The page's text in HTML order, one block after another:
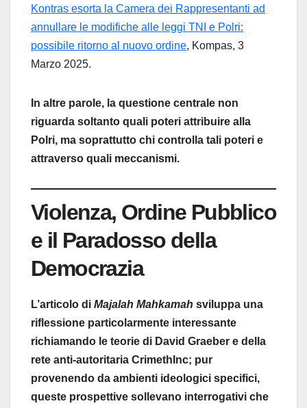
Kontras esorta la Camera dei Rappresentanti ad
annullare le modifiche alle leggi TNI e Polri:
possibile ritorno al nuovo ordine, Kompas, 3
Marzo 2025.
In altre parole, la questione centrale non
riguarda soltanto quali poteri attribuire alla
Polri, ma soprattutto chi controlla tali poteri e
attraverso quali meccanismi.
Violenza, Ordine Pubblico
e il Paradosso della
Democrazia
L’articolo di Majalah Mahkamah sviluppa una
riflessione particolarmente interessante
richiamando le teorie di David Graeber e della
rete anti-autoritaria CrimethInc; pur
provenendo da ambienti ideologici specifici,
queste prospettive sollevano interrogativi che